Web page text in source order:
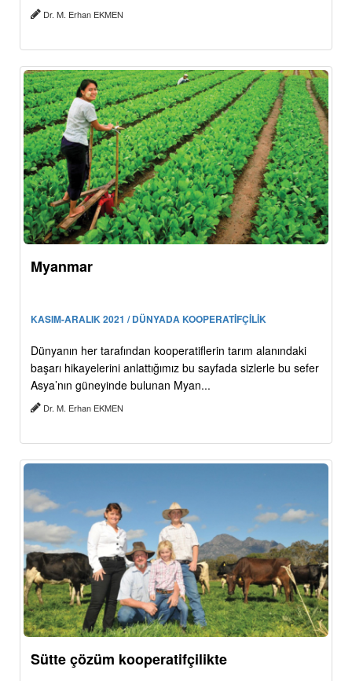
Dr. M. Erhan EKMEN
Myanmar
KASIM-ARALIK 2021 / DÜNYADA KOOPERATİFÇİLİK
Dünyanın her tarafından kooperatiflerin tarım alanındaki
başarı hikayelerini anlattığımız bu sayfada sizlerle bu sefer
Asya’nın güneyinde bulunan Myan...
Dr. M. Erhan EKMEN
Sütte çözüm kooperatifçilikte